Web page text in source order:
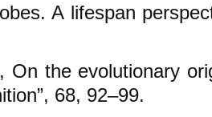
A lifespan
On the evolutionary
68, 92–99.